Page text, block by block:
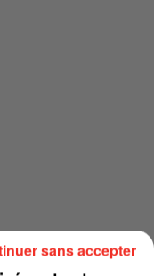
sans accepter